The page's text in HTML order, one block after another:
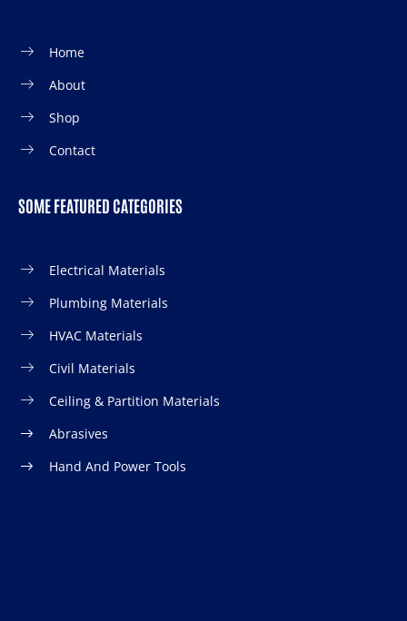
Home
About
Shop
Contact
SOME FEATURED CATEGORIES
Electrical Materials
Plumbing Materials
HVAC Materials
Civil Materials
Ceiling & Partition Materials
Abrasives
Hand And Power Tools